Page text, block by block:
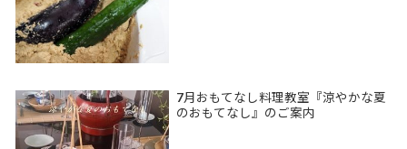
7月おもてなし料理教室『涼やかな夏
のおもてなし』のご案内